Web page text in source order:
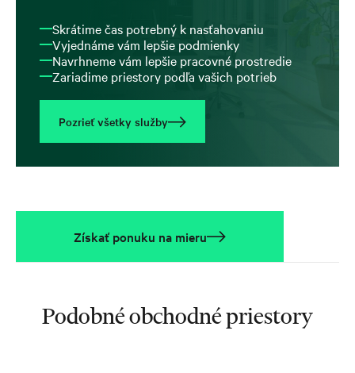
Skrátime čas potrebný k nasťahovaniu
Vyjednáme vám lepšie podmienky
Navrhneme vám lepšie pracovné prostredie
Zariadime priestory podľa vašich potrieb
Pozrieť všetky služby
Získať ponuku na mieru
Podobné obchodné priestory